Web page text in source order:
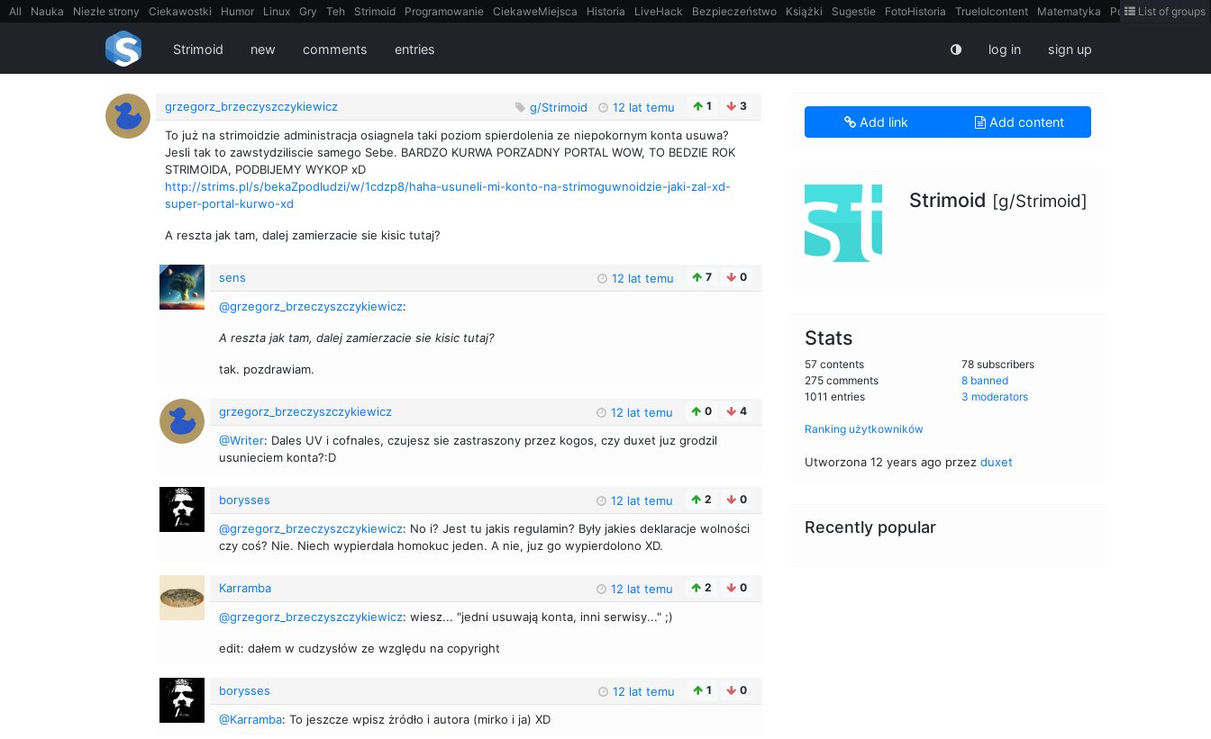
All Nauka Niezłe strony Ciekawostki Humor Linux Gry Teh Strimoid Programowanie CiekaweMiejsca Historia LiveHack Bezpieczeństwo Książki Sugestie FotoHistoria Truelolcontent Matematyka Polska
intern
FilmyDokumentalne
List of groups
Strimoid new comments entries log in sign up
grzegorz_brzeczyszczykiewicz g/Strimoid 12 lat temu 1 3
To już na strimoidzie administracja osiagnela taki poziom spierdolenia ze niepokornym konta usuwa?
Jesli tak to zawstydziliscie samego Sebe. BARDZO KURWA PORZADNY PORTAL WOW, TO BEDZIE ROK
STRIMOIDA, PODBIJEMY WYKOP xD
http://strims.pl/s/bekaZpodludzi/w/1cdzp8/haha-usuneli-mi-konto-na-strimoguwnoidzie-jaki-zal-xd-
super-portal-kurwo-xd
A reszta jak tam, dalej zamierzacie sie kisic tutaj?
sens 12 lat temu 7 0
@grzegorz_brzeczyszczykiewicz:
A reszta jak tam, dalej zamierzacie sie kisic tutaj?
tak. pozdrawiam.
grzegorz_brzeczyszczykiewicz 12 lat temu 0 4
@Writer: Dales UV i cofnales, czujesz sie zastraszony przez kogos, czy duxet juz grodzil
usunieciem konta?:D
borysses 12 lat temu 2 0
@grzegorz_brzeczyszczykiewicz: No i? Jest tu jakis regulamin? Były jakies deklaracje wolności
czy coś? Nie. Niech wypierdala homokuc jeden. A nie, juz go wypierdolono XD.
Karramba 12 lat temu 2 0
@grzegorz_brzeczyszczykiewicz: wiesz... "jedni usuwają konta, inni serwisy..." ;)
edit: dałem w cudzysłów ze względu na copyright
borysses 12 lat temu 1 0
@Karramba: To jeszcze wpisz żródło i autora (mirko i ja) XD
Add link Add content
Strimoid [g/Strimoid]
Stats
57 contents
275 comments
1011 entries
78 subscribers
8 banned
3 moderators
Ranking użytkowników
Utworzona 12 years ago przez duxet
Recently popular